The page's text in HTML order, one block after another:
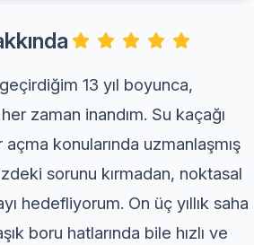
13 yıl boyunca,
zaman inandım. Su kaçağı
konularında uzmanlaşmış
sorunu kırmadan, noktasal
hedefliyorum. On üç yıllık saha
boru hatlarında bile hızlı ve